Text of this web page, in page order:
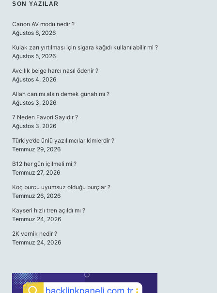
SIDEBAR
SON YAZILAR
Canon AV modu nedir ?
Ağustos 6, 2026
Kulak zarı yırtılması için sigara kağıdı kullanılabilir mi ?
Ağustos 5, 2026
Avcılık belge harcı nasıl ödenir ?
Ağustos 4, 2026
Allah canımı alsın demek günah mı ?
Ağustos 3, 2026
7 Neden Favori Sayıdır ?
Ağustos 3, 2026
Türkiye’de ünlü yazılımcılar kimlerdir ?
Temmuz 29, 2026
B12 her gün içilmeli mi ?
Temmuz 27, 2026
Koç burcu uyumsuz olduğu burçlar ?
Temmuz 26, 2026
Kayseri hızlı tren açıldı mı ?
Temmuz 24, 2026
2K vernik nedir ?
Temmuz 24, 2026